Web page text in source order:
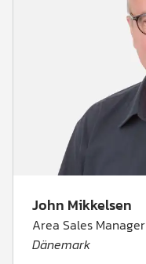
John Mikkelsen
Area Sales Manager
Dänemark